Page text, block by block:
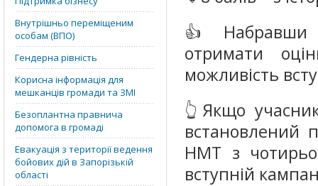
Внутрішньо переміщеним
особам (ВПО)
Гендерна рівність
Корисна інформація для
мешканців громади та ЗМІ
Безоплантна правнича
допомога в громаді
Евакуація з території ведення
бойових дій в Запорізькій
області
👍 Набравши
отримати
можливість
👆Якщо
встановлений
НМТ з
вступній